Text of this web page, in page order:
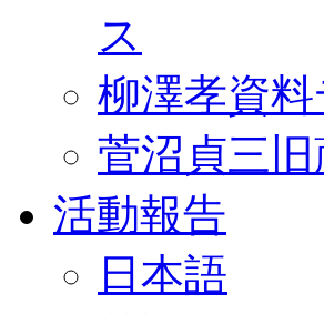
ス
柳澤孝資
菅沼貞三
活動報告
日本語